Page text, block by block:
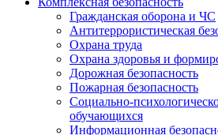
Гражданская оборона и ЧС
Антитеррористическая
Охрана труда
Охрана здоровья и
Дорожная безопасность
Пожарная безопасность
Социально-
обучающихся
Информационная